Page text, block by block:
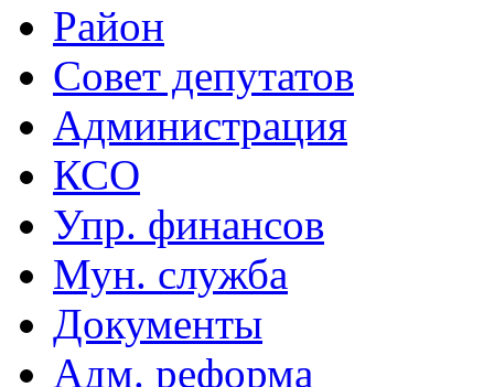
Район
Совет депутатов
Администрация
КСО
Упр. финансов
Мун. служба
Документы
Адм. реформа